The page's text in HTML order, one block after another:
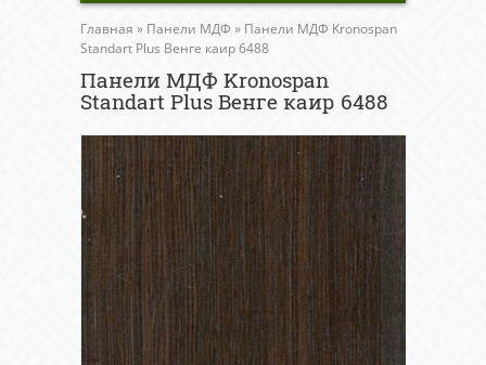
Главная » Панели МДФ » Панели МДФ Kronospan
Standart Plus Венге каир 6488
Панели МДФ Kronospan
Standart Plus Венге каир 6488